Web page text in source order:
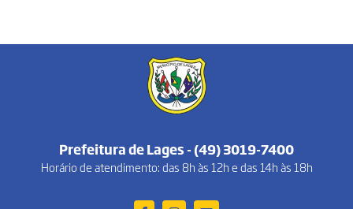
Prefeitura de Lages - (49) 3019-7400
Horário de atendimento: das 8h às 12h e das 14h às 18h